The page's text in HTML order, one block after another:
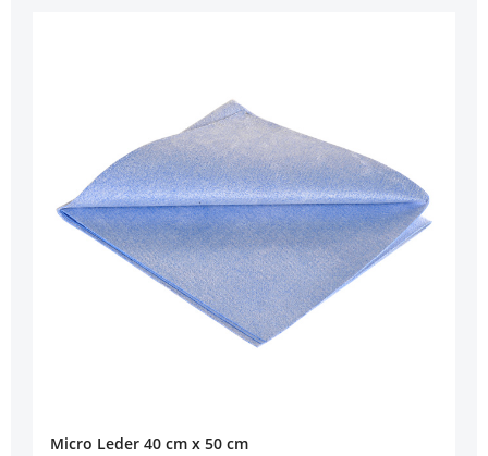
Micro Leder 40 cm x 50 cm